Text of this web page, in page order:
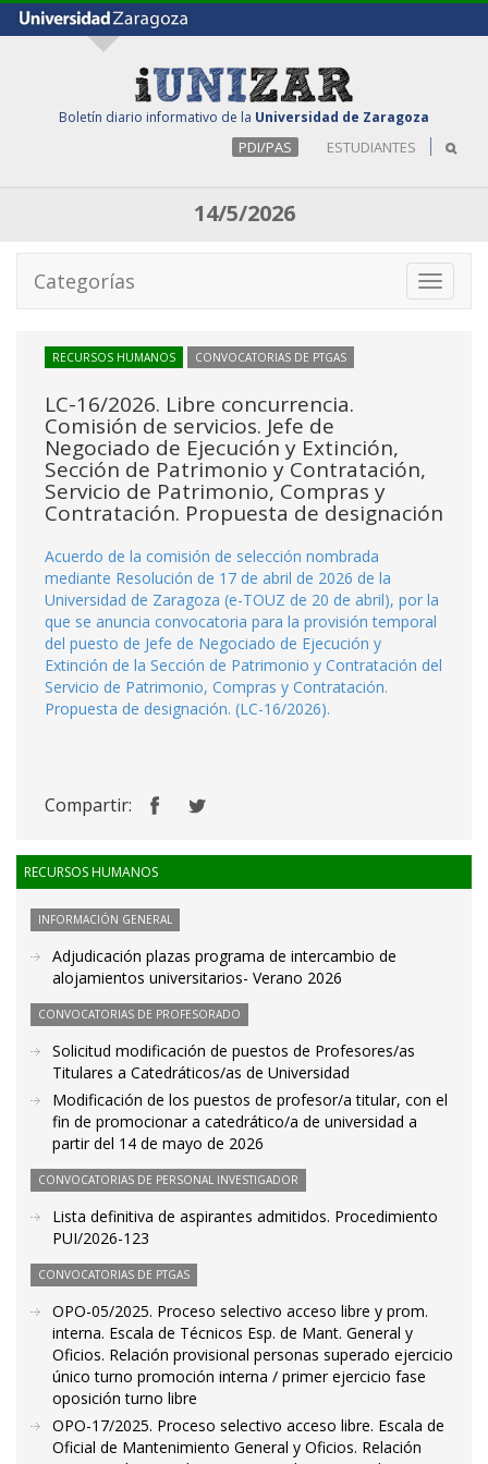
Boletín diario informativo de la Universidad de Zaragoza
PDI/PAS ESTUDIANTES
14/5/2026
Toggle
Categorías
RECURSOS HUMANOS CONVOCATORIAS DE PTGAS
LC-16/2026. Libre concurrencia.
Comisión de servicios. Jefe de
Negociado de Ejecución y Extinción,
Sección de Patrimonio y Contratación,
Servicio de Patrimonio, Compras y
Contratación. Propuesta de designación
Acuerdo de la comisión de selección nombrada
mediante Resolución de 17 de abril de 2026 de la
Universidad de Zaragoza (e-TOUZ de 20 de abril), por la
que se anuncia convocatoria para la provisión temporal
del puesto de Jefe de Negociado de Ejecución y
Extinción de la Sección de Patrimonio y Contratación del
Servicio de Patrimonio, Compras y Contratación.
Propuesta de designación. (LC-16/2026).
Compartir:
RECURSOS HUMANOS
INFORMACIÓN GENERAL
Adjudicación plazas programa de intercambio de
alojamientos universitarios- Verano 2026
CONVOCATORIAS DE PROFESORADO
Solicitud modificación de puestos de Profesores/as
Titulares a Catedráticos/as de Universidad
Modificación de los puestos de profesor/a titular, con el
fin de promocionar a catedrático/a de universidad a
partir del 14 de mayo de 2026
CONVOCATORIAS DE PERSONAL INVESTIGADOR
Lista definitiva de aspirantes admitidos. Procedimiento
PUI/2026-123
CONVOCATORIAS DE PTGAS
OPO-05/2025. Proceso selectivo acceso libre y prom.
interna. Escala de Técnicos Esp. de Mant. General y
Oficios. Relación provisional personas superado ejercicio
único turno promoción interna / primer ejercicio fase
oposición turno libre
OPO-17/2025. Proceso selectivo acceso libre. Escala de
Oficial de Mantenimiento General y Oficios. Relación